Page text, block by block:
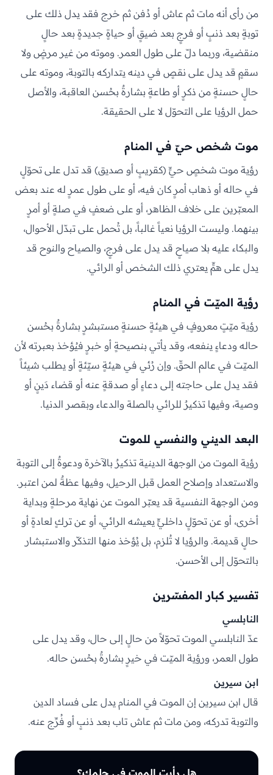
من رأى أنه مات ثم عاش أو دُفن ثم خرج فقد يدل ذلك على
توبةٍ بعد ذنبٍ أو فرجٍ بعد ضيقٍ أو حياةٍ جديدةٍ بعد حالٍ
منقضية، وربما دلّ على طول العمر. وموته من غير مرضٍ ولا
سقمٍ قد يدل على نقصٍ في دينه يتداركه بالتوبة، وموته على
حالٍ حسنةٍ من ذكرٍ أو طاعةٍ بشارةٌ بحُسن العاقبة، والأصل
حمل الرؤيا على التحوّل لا على الحقيقة.
موت شخص حيّ في المنام
رؤية موت شخصٍ حيٍّ (كقريبٍ أو صديق) قد تدل على تحوّلٍ
في حاله أو ذهاب أمرٍ كان فيه، أو على طول عمرٍ له عند بعض
المعبّرين على خلاف الظاهر، أو على ضعفٍ في صلةٍ أو أمرٍ
بينهما. وليست الرؤيا نعياً غالباً، بل تُحمل على تبدّل الأحوال،
والبكاء عليه بلا صياحٍ قد يدل على فرجٍ، والصياح والنوح قد
يدل على همٍّ يعتري ذلك الشخص أو الرائي.
رؤية الميّت في المنام
رؤية ميّتٍ معروفٍ في هيئةٍ حسنةٍ مستبشرٍ بشارةٌ بحُسن
حاله ودعاءٍ ينفعه، وقد يأتي بنصيحةٍ أو خبرٍ فيُؤخذ بعبرته لأن
الميّت في عالم الحقّ. وإن رُئي في هيئةٍ سيّئةٍ أو يطلب شيئاً
فقد يدل على حاجته إلى دعاءٍ أو صدقةٍ عنه أو قضاء دَينٍ أو
وصية، وفيها تذكيرٌ للرائي بالصلة والدعاء وبقصر الدنيا.
البعد الديني والنفسي للموت
رؤية الموت من الوجهة الدينية تذكيرٌ بالآخرة ودعوةٌ إلى التوبة
والاستعداد وإصلاح العمل قبل الرحيل، وفيها عظةٌ لمن اعتبر.
ومن الوجهة النفسية قد يعبّر الموت عن نهاية مرحلةٍ وبداية
أخرى، أو عن تحوّلٍ داخليٍّ يعيشه الرائي، أو عن تركٍ لعادةٍ أو
حالٍ قديمة. والرؤيا لا تُلزم، بل يُؤخذ منها التذكّر والاستبشار
بالتحوّل إلى الأحسن.
تفسير كبار المفسّرين
النابلسي
عدّ النابلسي الموت تحوّلاً من حالٍ إلى حال، وقد يدل على
طول العمر، ورؤية الميّت في خيرٍ بشارةٌ بحُسن حاله.
ابن سيرين
قال ابن سيرين إن الموت في المنام يدل على فساد الدين
والتوبة تدركه، ومن مات ثم عاش تاب بعد ذنبٍ أو فُرِّج عنه.
هل رأيت الموت في حلمك؟